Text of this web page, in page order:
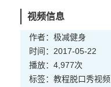
视频信息
作者：极减健身
时间：2017-05-22
播放：4,977次
标签： 教程脱口秀视频